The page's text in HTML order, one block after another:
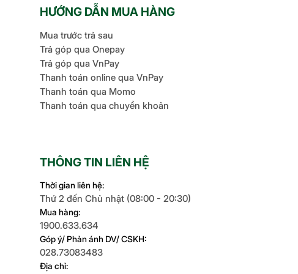
HƯỚNG DẪN MUA HÀNG
Mua trước trả sau
Trả góp qua Onepay
Trả góp qua VnPay
Thanh toán online qua VnPay
Thanh toán qua Momo
Thanh toán qua chuyển khoản
THÔNG TIN LIÊN HỆ
Thời gian liên hệ:
Thứ 2 đến Chủ nhật (08:00 - 20:30)
Mua hàng:
1900.633.634
Góp ý/ Phản ánh DV/ CSKH:
028.73083483
Địa chỉ: